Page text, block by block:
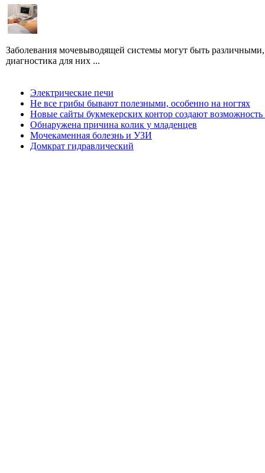
Заболевания мочевыводящей системы могут быть
диагностика для них ...
Электрические печи
Не все грибы бывают полезными, особенно на ногтях
Новые сайты букмекерских контор создают
Обнаружена причина колик у младенцев
Мочекаменная болезнь и УЗИ
Домкрат гидравлический